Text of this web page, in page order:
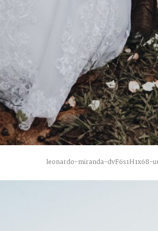
leonardo-miranda-dvF6s1H1x68-